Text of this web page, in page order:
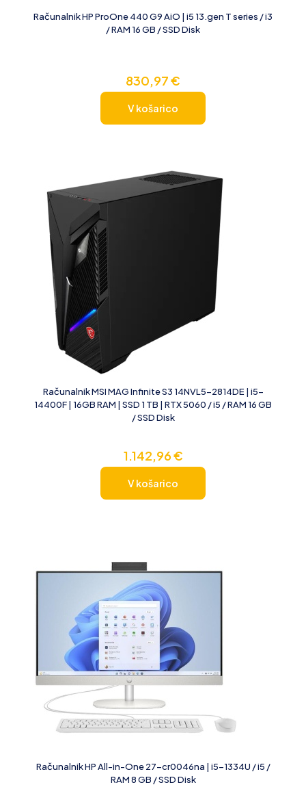
Računalnik HP ProOne 440 G9 AiO | i5 13.gen T series / i3
/ RAM 16 GB / SSD Disk
830,97€
V košarico
Računalnik MSI MAG Infinite S3 14NVL5-2814DE | i5-
14400F | 16GB RAM | SSD 1 TB | RTX 5060 / i5 / RAM 16 GB
/ SSD Disk
1.142,96€
V košarico
Računalnik HP All-in-One 27-cr0046na | i5-1334U / i5 /
RAM 8 GB / SSD Disk